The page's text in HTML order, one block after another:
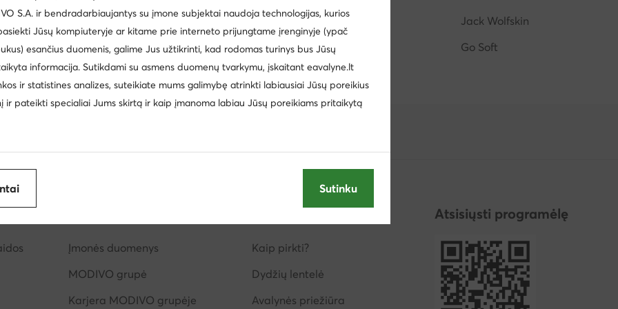
Paw Patrol Manitu Hispanitas
Jack Wolfskin
Kappa Golden Goose Star Wars Go Soft
Įmonės duomenys
MODIVO grupė
Karjera MODIVO grupėje
Kaip pirkti?
Dydžių lentelė
Avalynės priežiūra
Atsisiųsti programėlę
S.A. ir bendradarbiaujantys su įmone subjektai naudoja technologijas, kurios
Jūsų kompiuteryje ar kitame prie interneto prijungtame įrenginyje (ypač
esančius duomenis, galime Jus užtikrinti, kad rodomas turinys bus Jūsų
informacija. Sutikdami su asmens duomenų tvarkymu, įskaitant eavalyne.lt
ir statistines analizes, suteikiate mums galimybę atrinkti labiausiai Jūsų poreikius
ir pateikti specialiai Jums skirtą ir kaip įmanoma labiau Jūsų poreikiams pritaikytą
Sutinku